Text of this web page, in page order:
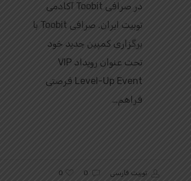
در صرافی Toobit آکادمی
توبیت ایران. صرافی Toobit با
برگزاری کمپین جدید خود
تحت عنوان رویداد VIP
Level-Up Event فرصتی
فراهم…
توبیت فارسی 0